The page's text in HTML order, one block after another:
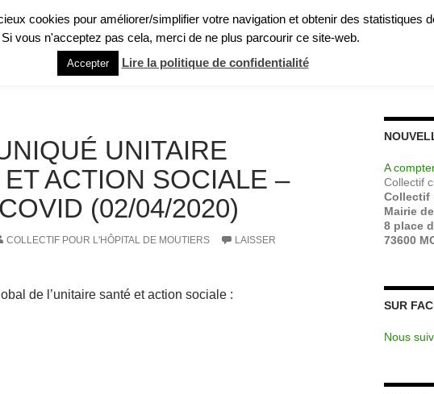
GHT : QU’EST-CE QUE C’EST ? PRÉSENTATION RAPIDE RECUEIL DE TÉMOIGNAGES
UNITAIRE
ACTION SOCIALE –
(02/04/2020)
COLLECTIF POUR L'HÔPITAL DE MOUTIERS
LAISSER
de l’unitaire santé et action sociale :
A
Collectif
Collectif
Mairie
8 place
73600
SUR
Nous
cookies pour améliorer/simplifier votre navigation et obtenir des statistiques
Si vous n'acceptez pas cela, merci de ne plus parcourir ce site-web.
Accepter Lire la politique de confidentialité